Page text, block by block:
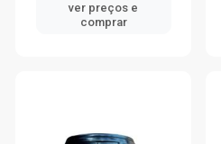
ver preços e
comprar